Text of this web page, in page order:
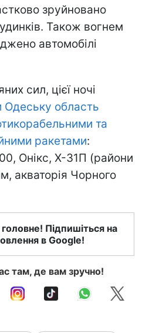
зруйновано
Також вогнем
автомобілі
сил, цієї ночі
Одеську область
та
ракетами:
Онікс, Х-31П (райони
акваторія Чорного
Підпишіться на
в Google!
там, де вам зручно!